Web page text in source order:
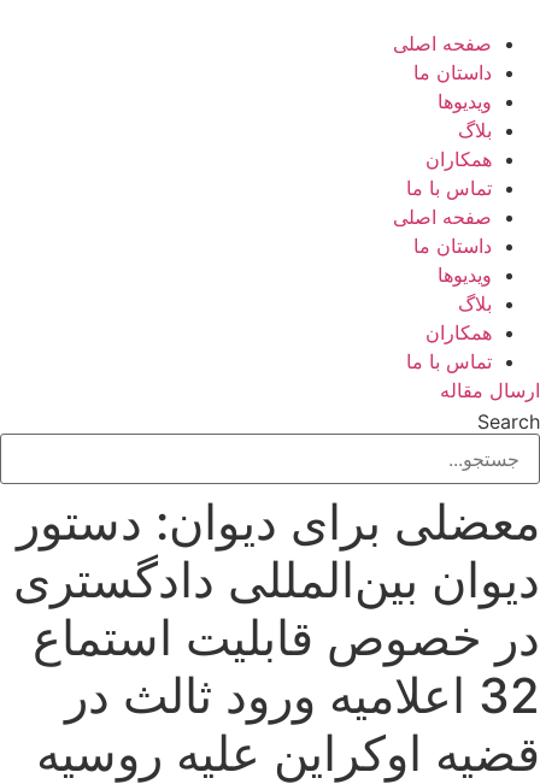
محتوا
صفحه اصلی
داستان ما
ویدیوها
بلاگ
همکاران
تماس با ما
صفحه اصلی
داستان ما
ویدیوها
بلاگ
همکاران
تماس با ما
ارسال مقاله
Search
معضلی برای دیوان: دستور
دیوان بین‌المللی دادگستری
در خصوص قابلیت استماع
32 اعلامیه ورود ثالث در
قضیه اوکراین علیه روسیه